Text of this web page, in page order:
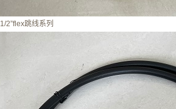
1/2”flex跳线系列